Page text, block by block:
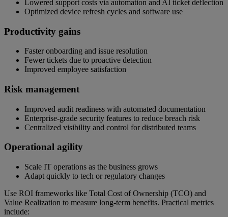
Lowered support costs via automation and AI ticket deflection
Optimized device refresh cycles and software use
Productivity gains
Faster onboarding and issue resolution
Fewer tickets due to proactive detection
Improved employee satisfaction
Risk management
Improved audit readiness with automated documentation
Enterprise-grade security features to reduce breach risk
Centralized visibility and control for distributed teams
Operational agility
Scale IT operations as the business grows
Adapt quickly to tech or regulatory changes
Use ROI frameworks like Total Cost of Ownership (TCO) and
Value Realization to measure long-term benefits. Practical metrics
include: